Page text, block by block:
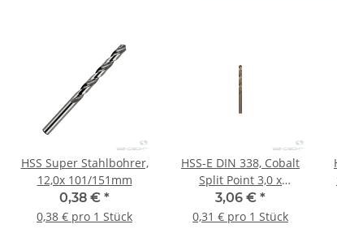
HSS Super Stahlbohrer,
12,0x 101/151mm
0,38 € *
0,38 € pro 1 Stück
HSS-E DIN 338, Cobalt
Split Point 3,0 x
33/61mm, 10 Stk.
3,06 € *
0,31 € pro 1 Stück